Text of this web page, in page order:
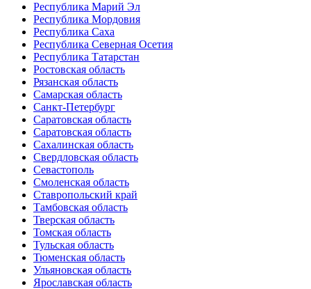
Республика Марий Эл
Республика Мордовия
Республика Саха
Республика Северная Осетия
Республика Татарстан
Ростовская область
Рязанская область
Самарская область
Санкт-Петербург
Саратовская область
Саратовская область
Сахалинская область
Свердловская область
Севастополь
Смоленская область
Ставропольский край
Тамбовская область
Тверская область
Томская область
Тульская область
Тюменская область
Ульяновская область
Ярославская область